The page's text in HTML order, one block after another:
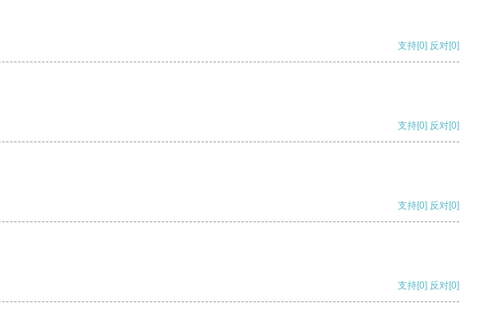
支持[0] 反对[0]
支持[0] 反对[0]
支持[0] 反对[0]
支持[0] 反对[0]